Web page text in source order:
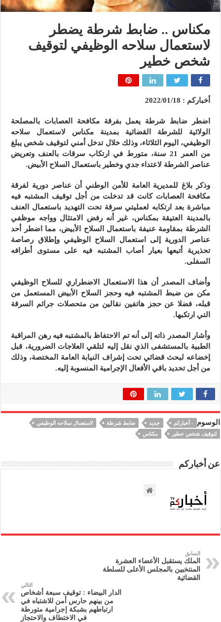
مكناس .. ضابط شرطة يضطر
لاستعمال سلاحه الوظيفي لتوقيف
شخص خطير
أخباركم : 2022/01/18
اضطر ضابط شرطة يعمل بفرقة مكافحة العصابات بالمصلحة
الولائية للشرطة القضائية بمدينة مكناس لاستعمال سلاحه
الوظيفي، اليوم الثلاثاء، وذلك خلال تدخل أمني لتوقيف شخص يبلغ
من العمر 21 سنة، متورط في ارتكاب سرقات بالعنف وتعريض
عناصر الشرطة لاعتداء جدي وخطير باستعمال السلاح الأبيض.
وذكر بلاغ للمديرية العامة للأمن الوطني أن عناصر دورية لفرقة
مكافحة العصابات كانت قد تدخلت من أجل توقيف المشتبه فيه
مباشرة بعد ارتكابه لعمليتي سرقة تحت التهديد باستعمال العنف
بالمدينة العتيقة بمكناس، غير أنه رفض الامتثال وواجه موظفي
الشرطة بمقاومة عنيفة باستعمال السلاح الأبيض، مما اضطر أحد
عناصر الدورية إلى استعمال السلاح الوظيفي وإطلاق رصاصة
تحذيرية أتبعها بعيار أصاب المشتبه فيه على مستوى أطرافه
السفلى.
وأضاف المصدر أن هذا الاستعمال الاضطراري للسلاح الوظيفي
مكن من ضبط المشتبه فيه وحجز السلاح الأبيض المستعمل من
قبله، فضلا عن حجز هاتفين نقالين من متحصلات جرائم السرقة
التي ارتكبها.
وأشار المصدر ذاته إلى أنه تم الاحتفاظ بالمشتبه فيه رهن المراقبة
الطبية بالمستشفى الذي نقل إليه لتلقي العلاجات الضرورية، قبل
إخضاعه لبحث قضائي تحت إشراف النيابة العامة المختصة، وذلك
من أجل تحديد باقي الأفعال الإجرامية المنسوبة إليه.
الوسوم - أخباركم جديد ضابط شرطة
لاستعمال سلاحه الوظيفي
لتوقيف شخص خطير
مكناس
عن أخباركم
السابق
الملك يستقبل الأعضاء العشرة
المنتخبين بالمجلس الأعلى للسلطة
القضائية
التالي
الدار البيضاء : توقيف سبعة أشخاص
من بينهم حارس أمن للاشتباه في
ارتباطهم بشبكة إجرامية متورطة
في الاختطاف والاحتجاز